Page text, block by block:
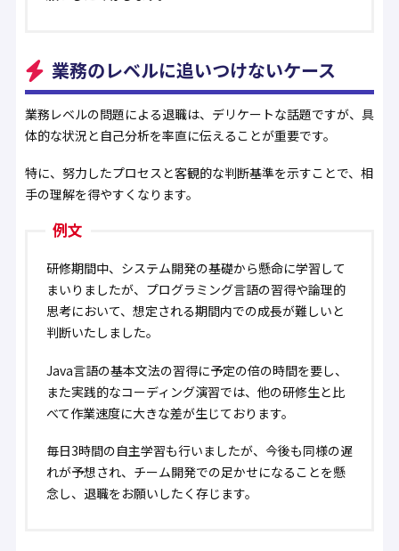
業務のレベルに追いつけないケース
業務レベルの問題による退職は、デリケートな話題ですが、具
体的な状況と自己分析を率直に伝えることが重要です。
特に、努力したプロセスと客観的な判断基準を示すことで、相
手の理解を得やすくなります。
例文
研修期間中、システム開発の基礎から懸命に学習して
まいりましたが、プログラミング言語の習得や論理的
思考において、想定される期間内での成長が難しいと
判断いたしました。
Java言語の基本文法の習得に予定の倍の時間を要し、
また実践的なコーディング演習では、他の研修生と比
べて作業速度に大きな差が生じております。
毎日3時間の自主学習も行いましたが、今後も同様の遅
れが予想され、チーム開発での足かせになることを懸
念し、退職をお願いしたく存じます。